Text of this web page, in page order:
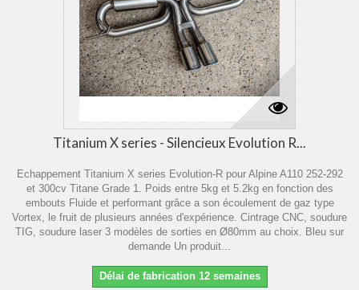
Titanium X series - Silencieux Evolution R...
Echappement Titanium X series Evolution-R pour Alpine A110 252-292
et 300cv Titane Grade 1. Poids entre 5kg et 5.2kg en fonction des
embouts Fluide et performant grâce a son écoulement de gaz type
Vortex, le fruit de plusieurs années d'expérience. Cintrage CNC, soudure
TIG, soudure laser 3 modèles de sorties en Ø80mm au choix. Bleu sur
demande Un produit...
Délai de fabrication 12 semaines